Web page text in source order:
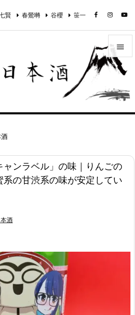



次へ

賢 春鶯囀 谷櫻 笹一
ンラベル」の味｜りんごの
の甘渋系の味が安定してい
酒